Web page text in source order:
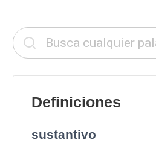
Definiciones
sustantivo